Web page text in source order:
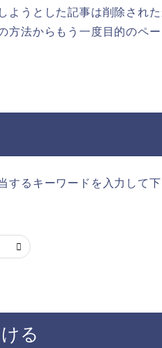
ようとした記事は削除され
方法からもう一度目的のペ
するキーワードを入力して
る